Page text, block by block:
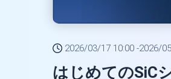
2026/03/17 10:00 -2026/
はじめてのSiC